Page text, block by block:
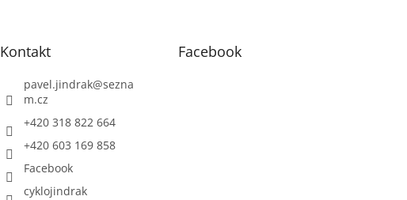
Kontakt
pavel.jindrak@sezna
m.cz
+420 318 822 664
+420 603 169 858
Facebook
cyklojindrak
Facebook